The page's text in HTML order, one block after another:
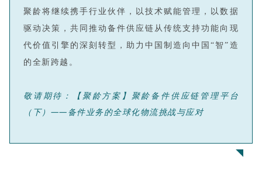
聚龄将继续携手行业伙伴，以技术赋能管理，以数据
驱动决策，共同推动备件供应链从传统支持功能向现
代价值引擎的深刻转型，助力中国制造向中国“智”造
的全新跨越。
敬请期待：【聚龄方案】聚龄备件供应链管理平台
（下）——备件业务的全球化物流挑战与应对